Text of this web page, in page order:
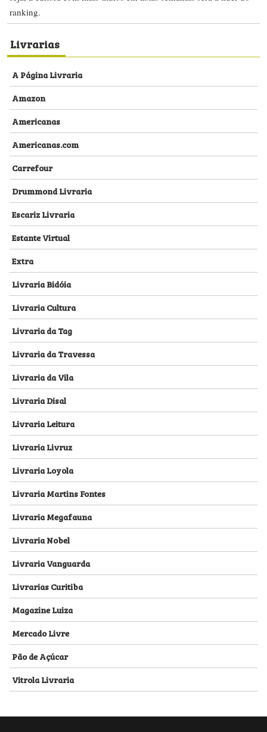
ranking.
Livrarias
A Página Livraria
Amazon
Americanas
Americanas.com
Carrefour
Drummond Livraria
Escariz Livraria
Estante Virtual
Extra
Livraria Bidóia
Livraria Cultura
Livraria da Tag
Livraria da Travessa
Livraria da Vila
Livraria Disal
Livraria Leitura
Livraria Livruz
Livraria Loyola
Livraria Martins Fontes
Livraria Megafauna
Livraria Nobel
Livraria Vanguarda
Livrarias Curitiba
Magazine Luiza
Mercado Livre
Pão de Açúcar
Vitrola Livraria